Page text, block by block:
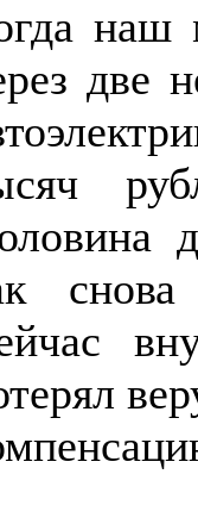
наш
две
снова